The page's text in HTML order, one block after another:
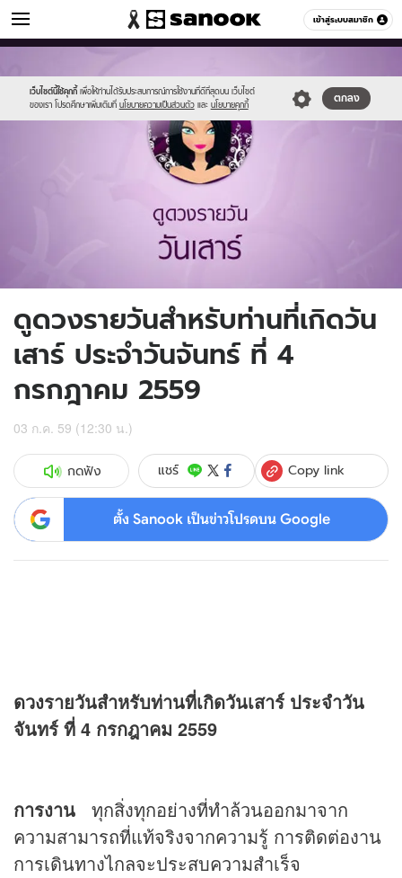
เข้าสู่ระบบสมาชิก
ดูดวง หมวดอื่นๆ
เว็บไซต์นี้ใช้คุกกี้ เพื่อให้ท่านได้รับประสบการณ์การใช้งานที่ดีที่สุดบน เว็บไซต์
ของเรา โปรดศึกษาเพิ่มเติมที่ นโยบายความเป็นส่วนตัว และ นโยบายคุกกี้
ตกลง
new-
sanook.png
ดูดวงรายวันสำหรับท่านที่เกิดวัน
เสาร์ ประจำวันจันทร์ ที่ 4
กรกฎาคม 2559
03 ก.ค. 59 (12:30 น.)
กดฟัง แชร์ Copy link
ตั้ง Sanook เป็นข่าวโปรดบน Google
ดวงรายวันสำหรับท่านที่เกิดวันเสาร์ ประจำวัน
จันทร์ ที่ 4 กรกฎาคม 2559
การงาน ทุกสิ่งทุกอย่างที่ทำล้วนออกมาจาก
ความสามารถที่แท้จริงจากความรู้ การติดต่องาน
การเดินทางไกลจะประสบความสำเร็จ